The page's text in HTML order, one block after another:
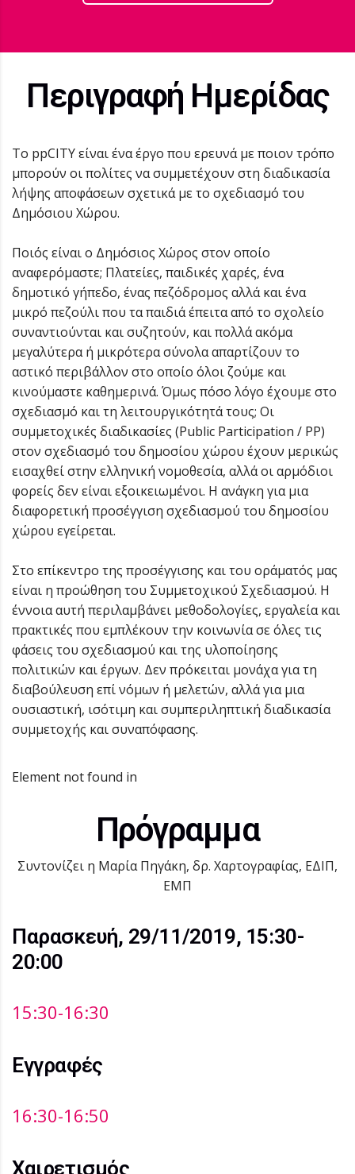
Περιγραφή Ημερίδας
Το ppCITY είναι ένα έργο που ερευνά με ποιον τρόπο
μπορούν οι πολίτες να συμμετέχουν στη διαδικασία
λήψης αποφάσεων σχετικά με το σχεδιασμό του
Δημόσιου Χώρου.
Ποιός είναι ο Δημόσιος Χώρος στον οποίο
αναφερόμαστε; Πλατείες, παιδικές χαρές, ένα
δημοτικό γήπεδο, ένας πεζόδρομος αλλά και ένα
μικρό πεζούλι που τα παιδιά έπειτα από το σχολείο
συναντιούνται και συζητούν, και πολλά ακόμα
μεγαλύτερα ή μικρότερα σύνολα απαρτίζουν το
αστικό περιβάλλον στο οποίο όλοι ζούμε και
κινούμαστε καθημερινά. Όμως πόσο λόγο έχουμε στο
σχεδιασμό και τη λειτουργικότητά τους; Oι
συμμετοχικές διαδικασίες (Public Participation / PP)
στον σχεδιασμό του δημοσίου χώρου έχουν μερικώς
εισαχθεί στην ελληνική νομοθεσία, αλλά οι αρμόδιοι
φορείς δεν είναι εξοικειωμένοι. Η ανάγκη για μια
διαφορετική προσέγγιση σχεδιασμού του δημοσίου
χώρου εγείρεται.
Στο επίκεντρο της προσέγγισης και του οράματός μας
είναι η προώθηση του Συμμετοχικού Σχεδιασμού. Η
έννοια αυτή περιλαμβάνει μεθοδολογίες, εργαλεία και
πρακτικές που εμπλέκουν την κοινωνία σε όλες τις
φάσεις του σχεδιασμού και της υλοποίησης
πολιτικών και έργων. Δεν πρόκειται μονάχα για τη
διαβούλευση επί νόμων ή μελετών, αλλά για μια
ουσιαστική, ισότιμη και συμπεριληπτική διαδικασία
συμμετοχής και συναπόφασης.
Element not found in
Πρόγραμμα
Συντονίζει η Μαρία Πηγάκη, δρ. Χαρτογραφίας, ΕΔΙΠ,
ΕΜΠ
Παρασκευή, 29/11/2019, 15:30-
20:00
15:30-16:30
Εγγραφές
16:30-16:50
Χαιρετισμός